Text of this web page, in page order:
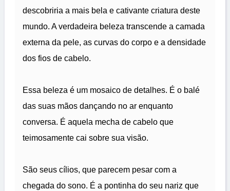
descobriria a mais bela e cativante criatura deste
mundo. A verdadeira beleza transcende a camada
externa da pele, as curvas do corpo e a densidade
dos fios de cabelo.
Essa beleza é um mosaico de detalhes. É o balé
das suas mãos dançando no ar enquanto
conversa. É aquela mecha de cabelo que
teimosamente cai sobre sua visão.
São seus cílios, que parecem pesar com a
chegada do sono. É a pontinha do seu nariz que